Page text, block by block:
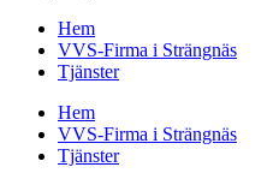
Hem
VVS-Firma i Strängnäs
Tjänster
Hem
VVS-Firma i Strängnäs
Tjänster